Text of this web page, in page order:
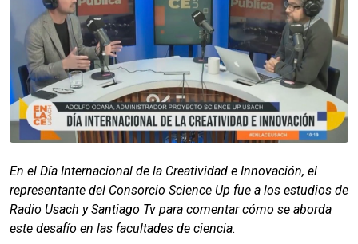
En el Día Internacional de la Creatividad e Innovación, el
representante del Consorcio Science Up fue a los estudios de
Radio Usach y Santiago Tv para comentar cómo se aborda
este desafío en las facultades de ciencia.